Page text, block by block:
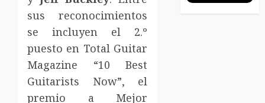
sus reconocimientos
se incluyen el 2.º
puesto en Total Guitar
Magazine “10 Best
Guitarists Now”, el
premio a Mejor